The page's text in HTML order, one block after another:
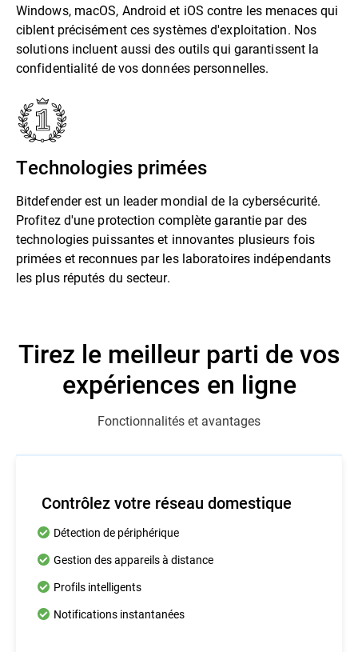
Windows, macOS, Android et iOS contre les menaces qui
ciblent précisément ces systèmes d'exploitation. Nos
solutions incluent aussi des outils qui garantissent la
confidentialité de vos données personnelles.
Technologies primées
Bitdefender est un leader mondial de la cybersécurité.
Profitez d'une protection complète garantie par des
technologies puissantes et innovantes plusieurs fois
primées et reconnues par les laboratoires indépendants
les plus réputés du secteur.
Tirez le meilleur parti de vos
expériences en ligne
Fonctionnalités et avantages
Contrôlez votre réseau domestique
Détection de périphérique
Gestion des appareils à distance
Profils intelligents
Notifications instantanées